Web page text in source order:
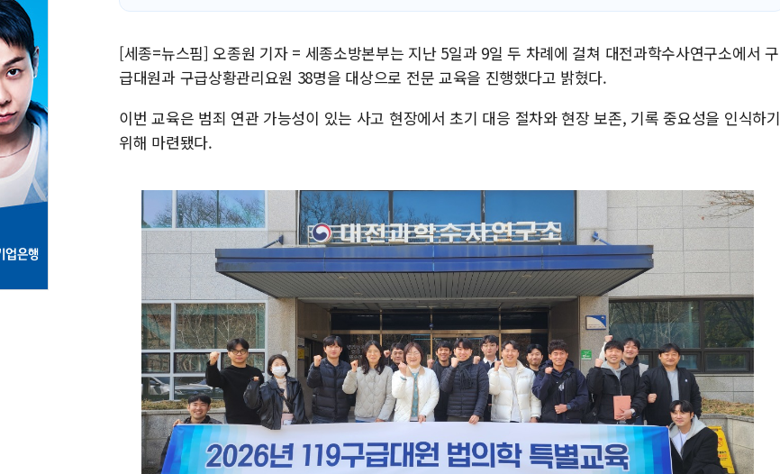
[세종=뉴스핌] 오종원 기자 = 세종소방본부는 지난 5일과 9일 두 차례에 걸쳐 대전과학수사연구소에서 구
급대원과 구급상황관리요원 38명을 대상으로 전문 교육을 진행했다고 밝혔다.
이번 교육은 범죄 연관 가능성이 있는 사고 현장에서 초기 대응 절차와 현장 보존, 기록 중요성을 인식하기
위해 마련됐다.